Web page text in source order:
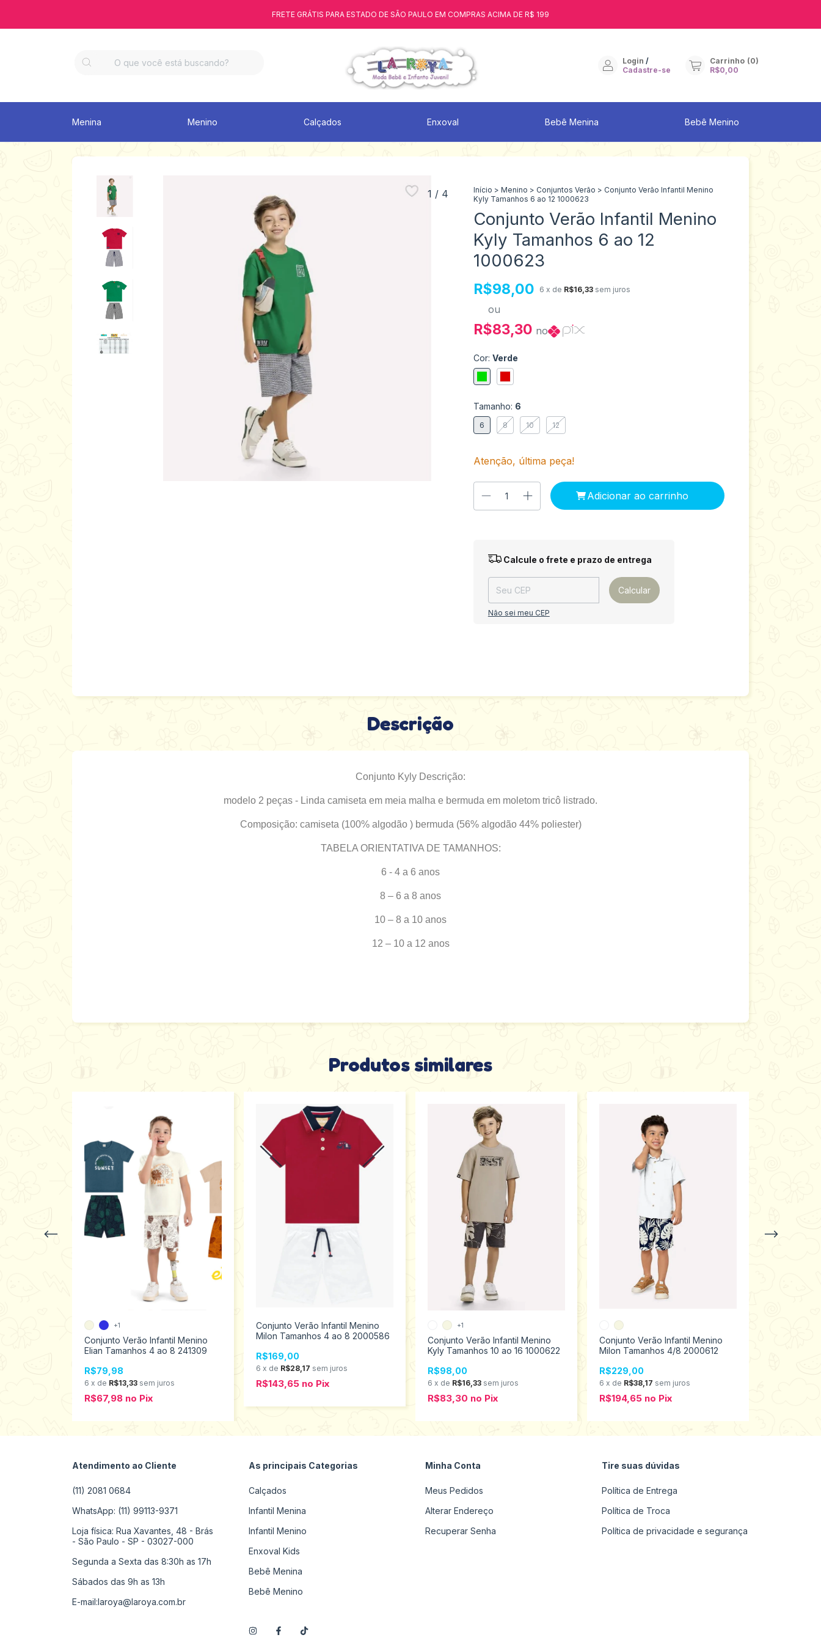
FRETE GRÁTIS PARA ESTADO DE SÃO PAULO EM COMPRAS ACIMA DE R$ 199
Login /
Cadastre-se
Carrinho (0)
R$0,00
Menina Menino Calçados Enxoval Bebê Menina Bebê Menino
1 / 4 Início > Menino > Conjuntos Verão > Conjunto Verão Infantil Menino
Kyly Tamanhos 6 ao 12 1000623
Conjunto Verão Infantil Menino
Kyly Tamanhos 6 ao 12
1000623
R$98,00 6 x de R$16,33 sem juros
ou
R$83,30 no
Cor: Verde
Tamanho: 6
6 8 10 12
Atenção, última peça!
Entregas para o CEP: Alterar CEP
Calcule o frete e prazo de entrega
Calcular
Não sei meu CEP
Descrição
Conjunto Kyly Descrição:
modelo 2 peças - Linda camiseta em meia malha e bermuda em moletom tricô listrado.
Composição: camiseta (100% algodão ) bermuda (56% algodão 44% poliester)
TABELA ORIENTATIVA DE TAMANHOS:
6 - 4 a 6 anos
8 – 6 a 8 anos
10 – 8 a 10 anos
12 – 10 a 12 anos
Produtos similares
Conjunto Verão Infantil Menino
Elian Tamanhos 4 ao 8 241309
R$79,98
6 x de R$13,33 sem juros
R$67,98 no Pix
+1
Conjunto Verão Infantil Menino
Milon Tamanhos 4 ao 8 2000586
R$169,00
6 x de R$28,17 sem juros
R$143,65 no Pix
Conjunto Verão Infantil Menino
Kyly Tamanhos 10 ao 16 1000622
R$98,00
6 x de R$16,33 sem juros
R$83,30 no Pix
+1
Conjunto Verão Infantil Menino
Milon Tamanhos 4/8 2000612
R$229,00
6 x de R$38,17 sem juros
R$194,65 no Pix
Atendimento ao Cliente
(11) 2081 0684
WhatsApp: (11) 99113-9371
Loja física: Rua Xavantes, 48 - Brás
- São Paulo - SP - 03027-000
Segunda a Sexta das 8:30h as 17h
Sábados das 9h as 13h
E-mail:laroya@laroya.com.br
As principais Categorias
Calçados
Infantil Menina
Infantil Menino
Enxoval Kids
Bebê Menina
Bebê Menino
Minha Conta
Meus Pedidos
Alterar Endereço
Recuperar Senha
Tire suas dúvidas
Política de Entrega
Política de Troca
Política de privacidade e segurança